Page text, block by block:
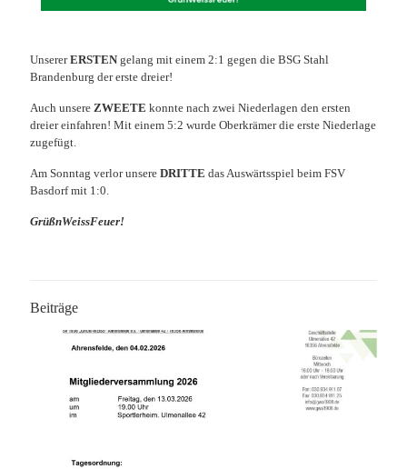
UnsererERSTEN gelang mit einem 2:1 gegen die BSG Stahl
Brandenburg der erste dreier!
Auch unsere ZWEETE konnte nach zwei Niederlagen den ersten
dreier einfahren! Mit einem 5:2 wurde Oberkrämer die erste Niederlage
zugefügt.
Am Sonntag verlor unsere DRITTE das Auswärtsspiel beim FSV
Basdorf mit 1:0.
GrüßnWeissFeuer!
Beiträge